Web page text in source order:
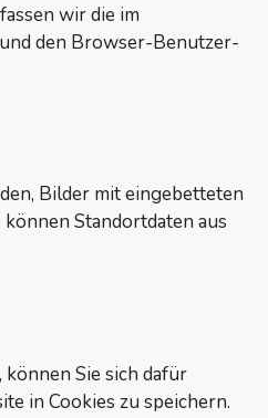
wir die im
den Browser-Benutzer-
Bilder mit eingebetteten
Standortdaten aus
Sie sich dafür
in Cookies zu speichern.